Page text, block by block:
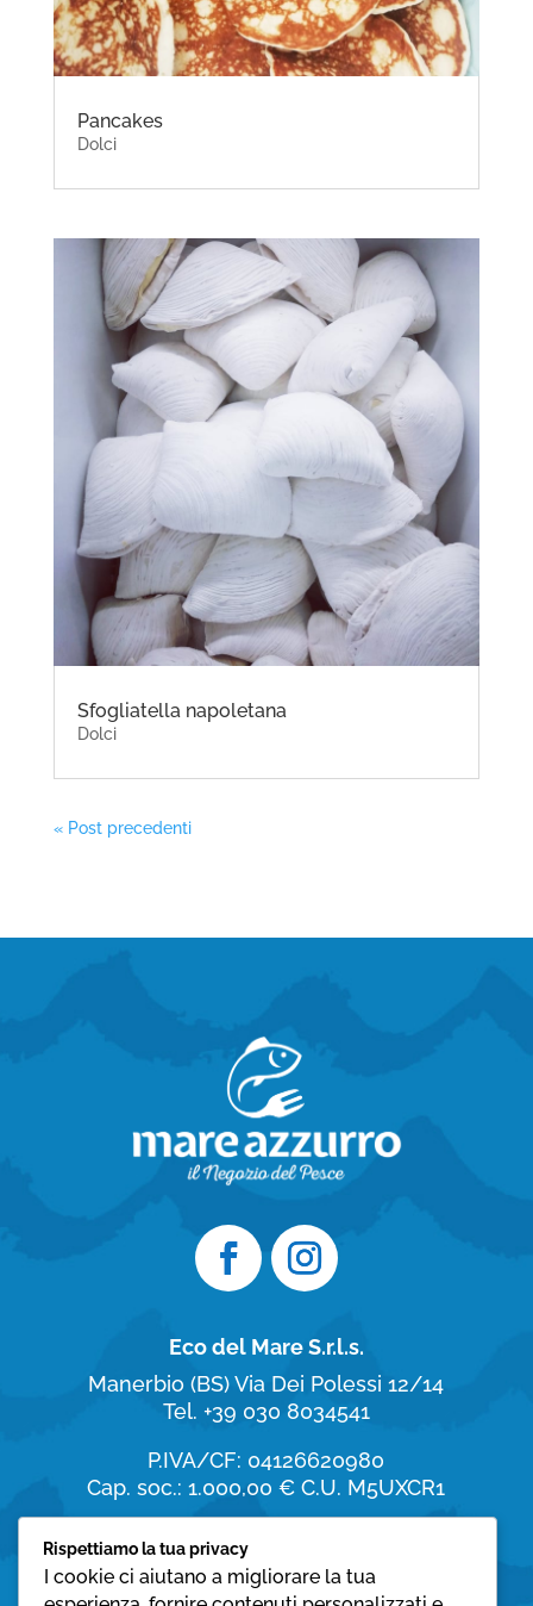
Pancakes
Dolci
Sfogliatella napoletana
Dolci
« Post precedenti
Eco del Mare S.r.l.s.
Manerbio (BS)Via Dei Polessi 12/14
Tel. +39 030 8034541
P.IVA/CF: 04126620980
Cap. soc.: 1.000,00 €C.U. M5UXCR1
Orari di apertura
dal Lunedì al Sabato:
Rispettiamo la tua privacy
I cookie ci aiutano a migliorare la tua